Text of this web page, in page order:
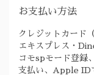
お支払い方法
クレジットカード
エキスプレス・
コモspモード登録
支払い、Apple ID